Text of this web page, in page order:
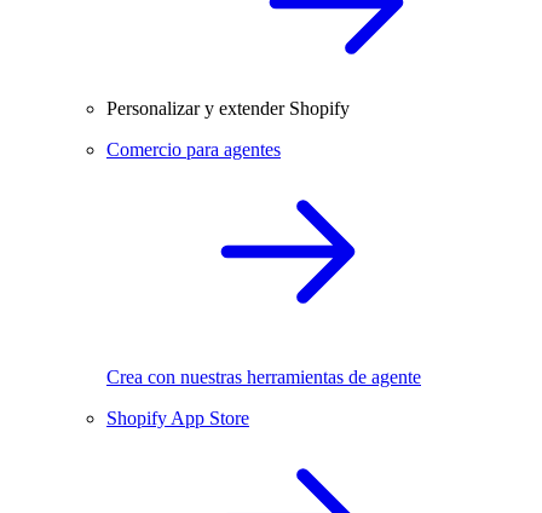
Personalizar y extender Shopify
Comercio para agentes
Crea con nuestras herramientas de agente
Shopify App Store